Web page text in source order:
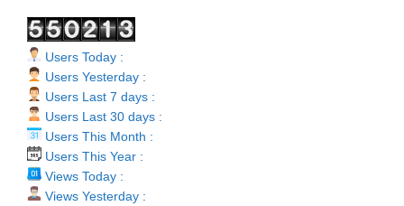
Users Today :
Users Yesterday :
Users Last 7 days :
Users Last 30 days :
Users This Month :
Users This Year :
Views Today :
Views Yesterday :